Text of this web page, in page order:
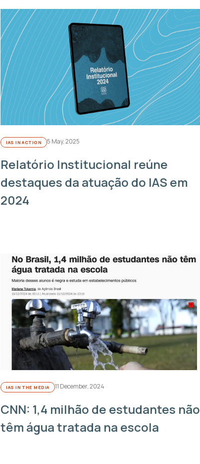
IAS IN ACTION 5 May, 2025
Relatório Institucional reúne
destaques da atuação do IAS em
2024
IAS IN THE MEDIA 11 December, 2024
CNN: 1,4 milhão de estudantes não
têm água tratada na escola